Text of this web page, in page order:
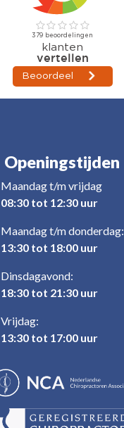
Openingstijden
Maandag t/m vrijdag
08:30 tot 12:30 uur
Maandag t/m donderdag:
13:30 tot 18:00 uur
Dinsdagavond:
18:30 tot 21:30 uur
Vrijdag:
13:30 tot 17:00 uur